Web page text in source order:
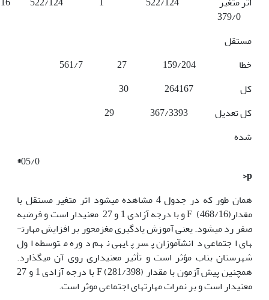
مستقل
خطا 159/204 27 561/7
کل 264167 30
کل تعدیل 367/3393 29
شده
*
p<
همان طور که در جدول 4 مشاهده می­شود اثر متغیر مستقل با
مقدارF
(468/16) و با درجه آزادی 1 و 27 معنی­دار است و فرضیه
صفر رد می­شود. یعنی آموزش یادگیری مغزمحور بر افزایش مهارت­
های اجتماعی دانش­آموزان پسر پایه­ی نهم دوره متوسطه اول
شهرستان بناب مؤثر است و تأثیر معنی­داری روی آن می­گذارد.
همچنین پیش آزمون با مقدار F (281/398) با درجه آزادی 1 و 27
معنی­دار است و بر نمرات مهارت­های اجتماعی موثر است.